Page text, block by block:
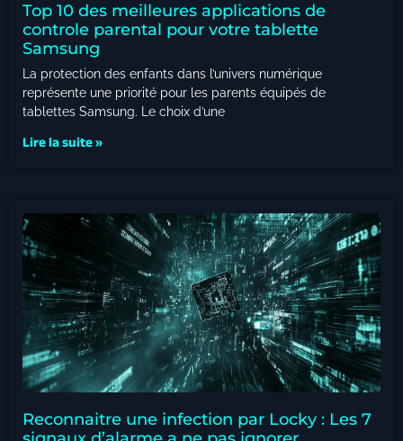
Top 10 des meilleures applications de
controle parental pour votre tablette
Samsung
La protection des enfants dans l’univers numérique
représente une priorité pour les parents équipés de
tablettes Samsung. Le choix d’une
Lire la suite »
Reconnaitre une infection par Locky : Les 7